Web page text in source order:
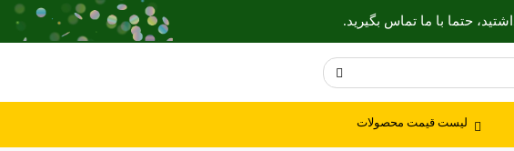
حتما با ما تماس بگیرید.
لیست قیمت محصولات